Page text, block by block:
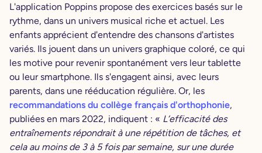
L'application Poppins propose des exercices basés sur le
rythme, dans un univers musical riche et actuel. Les
enfants apprécient d'entendre des chansons d'artistes
variés. Ils jouent dans un univers graphique coloré, ce qui
les motive pour revenir spontanément vers leur tablette
ou leur smartphone. Ils s'engagent ainsi, avec leurs
parents, dans une rééducation régulière. Or, les
recommandations du collège français d'orthophonie,
publiées en mars 2022, indiquent : « L’efficacité des
entraînements répondrait à une répétition de tâches, et
cela au moins de 3 à 5 fois par semaine, sur une durée